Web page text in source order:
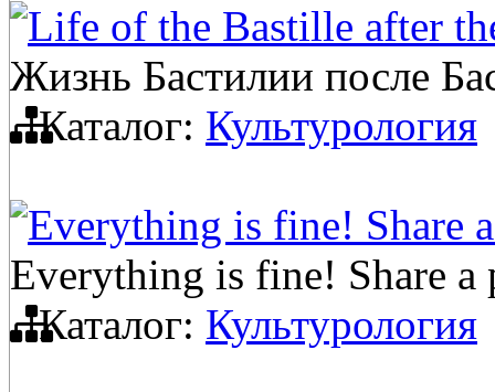
Life of the Bastille after
Жизнь Бастилии после
Каталог: Культурология
Everything is fine! Share
Everything is fine! Share a
Каталог: Культурология